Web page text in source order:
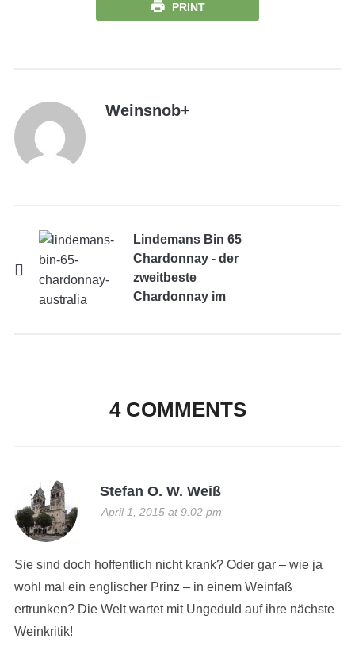
PRINT
Weinsnob+
Lindemans Bin 65
Chardonnay - der
zweitbeste
Chardonnay im
4 COMMENTS
Stefan O. W. Weiß
April 1, 2015 at 9:02 pm
Sie sind doch hoffentlich nicht krank? Oder gar – wie ja
wohl mal ein englischer Prinz – in einem Weinfaß
ertrunken? Die Welt wartet mit Ungeduld auf ihre nächste
Weinkritik!